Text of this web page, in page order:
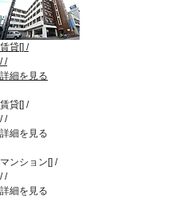
賃貸[] /
//
詳細を見る
賃貸[] /
//
詳細を見る
マンション [] /
//
詳細を見る